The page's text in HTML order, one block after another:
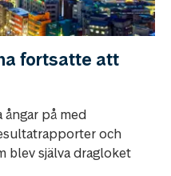
fortsatte att
ångar på med
och
blev själva dragloket